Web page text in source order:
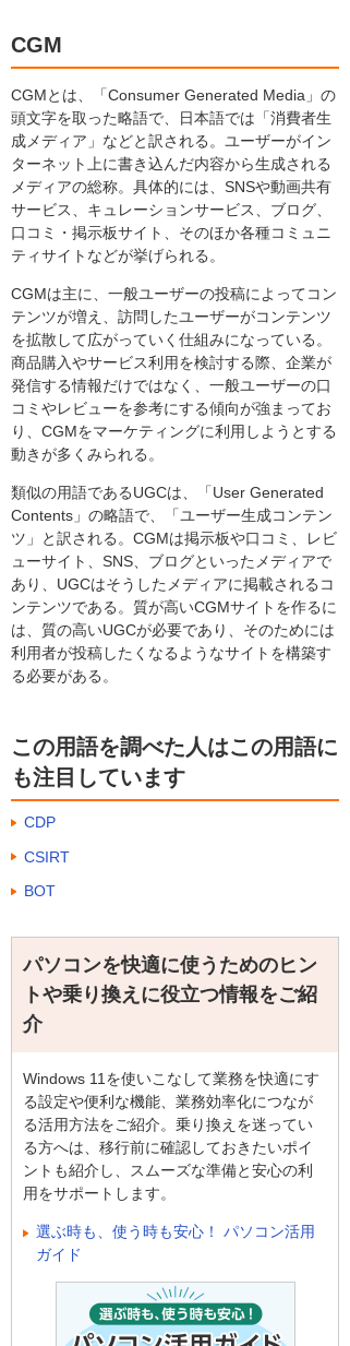
CGM
CGMとは、「Consumer Generated Media」の
頭文字を取った略語で、日本語では「消費者生
成メディア」などと訳される。ユーザーがイン
ターネット上に書き込んだ内容から生成される
メディアの総称。具体的には、SNSや動画共有
サービス、キュレーションサービス、ブログ、
口コミ・掲示板サイト、そのほか各種コミュニ
ティサイトなどが挙げられる。
CGMは主に、一般ユーザーの投稿によってコン
テンツが増え、訪問したユーザーがコンテンツ
を拡散して広がっていく仕組みになっている。
商品購入やサービス利用を検討する際、企業が
発信する情報だけではなく、一般ユーザーの口
コミやレビューを参考にする傾向が強まってお
り、CGMをマーケティングに利用しようとする
動きが多くみられる。
類似の用語であるUGCは、「User Generated
Contents」の略語で、「ユーザー生成コンテン
ツ」と訳される。CGMは掲示板や口コミ、レビ
ューサイト、SNS、ブログといったメディアで
あり、UGCはそうしたメディアに掲載されるコ
ンテンツである。質が高いCGMサイトを作るに
は、質の高いUGCが必要であり、そのためには
利用者が投稿したくなるようなサイトを構築す
る必要がある。
この用語を調べた人はこの用語に
も注目しています
CDP
CSIRT
BOT
パソコンを快適に使うためのヒン
トや乗り換えに役立つ情報をご紹
介
Windows 11を使いこなして業務を快適にす
る設定や便利な機能、業務効率化につなが
る活用方法をご紹介。乗り換えを迷ってい
る方へは、移行前に確認しておきたいポイ
ントも紹介し、スムーズな準備と安心の利
用をサポートします。
選ぶ時も、使う時も安心！ パソコン活用
ガイド